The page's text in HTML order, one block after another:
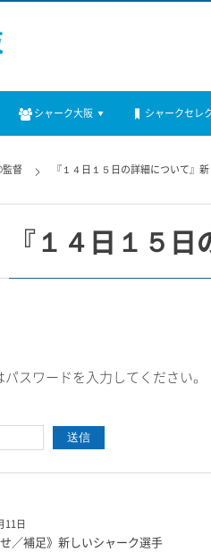
シャーク大阪 シャークセレ
監督 『１４日１５日の詳細について』
『１４日１５
スワードを入力してください。
11日
せ／補足》新しいシャーク選手